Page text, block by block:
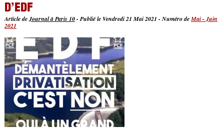
D’EDF
Article deJournal à Paris 10-Publié le Vendredi 21 Mai 2021 -Numéro deMai - Juin
2021